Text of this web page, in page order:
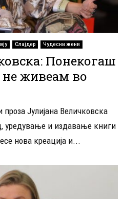
Слајдер Чудесни жени
Понекогаш
живеам во
Јулијана Величковска
уредување и издавање книги
нова креација и...